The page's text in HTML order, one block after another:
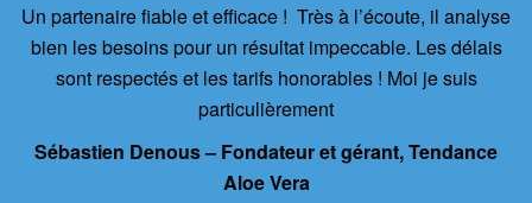
Un partenaire fiable et efficace ! Très à l’écoute, il analyse
bien les besoins pour un résultat impeccable. Les délais
sont respectés et les tarifs honorables ! Moi je suis
particulièrement
Sébastien Denous – Fondateur et gérant, Tendance
Aloe Vera